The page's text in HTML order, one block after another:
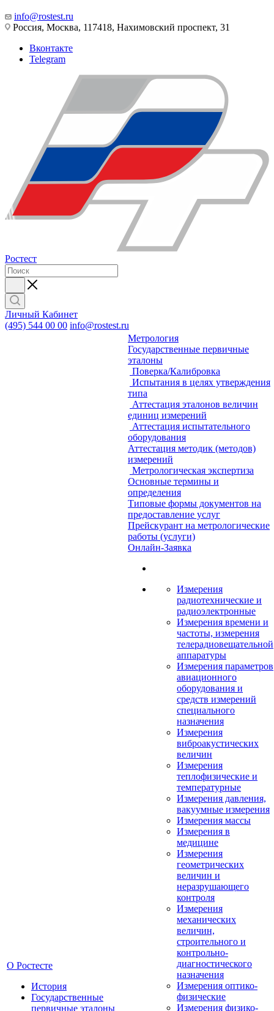
info@rostest.ru
Россия, Москва, 117418, Нахимовский проспект, 31
Вконтакте
Telegram
Ростест
Личный Кабинет
(495) 544 00 00 info@rostest.ru
О Ростесте
История
Государственные
первичные эталоны
Метрология
Государственные первичные
эталоны
Поверка/Калибровка
Испытания в целях утверждения
типа
Аттестация эталонов величин
единиц измерений
Аттестация испытательного
оборудования
Аттестация методик (методов)
измерений
Метрологическая экспертиза
Основные термины и
определения
Типовые формы документов на
предоставление услуг
Прейскурант на метрологические
работы (услуги)
Онлайн-Заявка
Измерения
радиотехнические и
радиоэлектронные
Измерения времени и
частоты, измерения
телерадиовещательной
аппаратуры
Измерения параметров
авиационного
оборудования и
средств измерений
специального
назначения
Измерения
виброакустических
величин
Измерения
теплофизические и
температурные
Измерения давления,
вакуумные измерения
Измерения массы
Измерения в
медицине
Измерения
геометрических
величин и
неразрушающего
контроля
Измерения
механических
величин,
строительного и
контрольно-
диагностического
назначения
Измерения оптико-
физические
Измерения физико-